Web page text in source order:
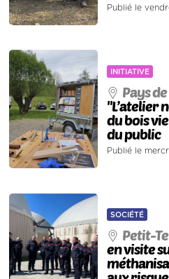
Publié le
INITIATIVE
Pays
"L’atelier
du bois
du public
Publié le
SOCIÉTÉ
Petit-
en visite